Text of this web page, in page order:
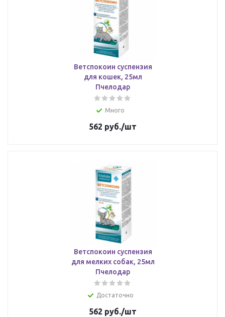
Ветспокоин суспензия
для кошек, 25мл
Пчелодар
Много
562 руб./шт
Ветспокоин суспензия
для мелких собак, 25мл
Пчелодар
Достаточно
562 руб./шт